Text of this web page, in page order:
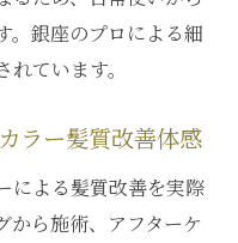
。銀座のプロによる細
ています。
ラー髪質改善体感
による髪質改善を実際
から施術、アフターケ